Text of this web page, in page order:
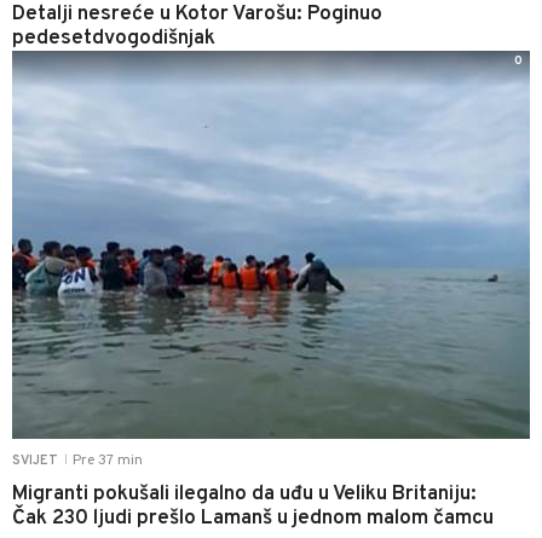
Detalji nesreće u Kotor Varošu: Poginuo
pedesetdvogodišnjak
SVIJET Pre 37 min
Migranti pokušali ilegalno da uđu u Veliku Britaniju:
Čak 230 ljudi prešlo Lamanš u jednom malom čamcu
0